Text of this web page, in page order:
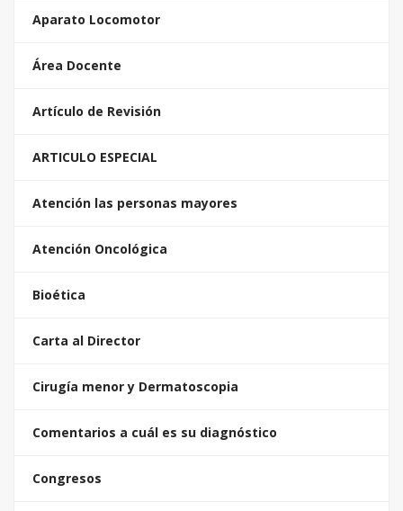
Aparato Locomotor
Área Docente
Artículo de Revisión
ARTICULO ESPECIAL
Atención las personas mayores
Atención Oncológica
Bioética
Carta al Director
Cirugía menor y Dermatoscopia
Comentarios a cuál es su diagnóstico
Congresos